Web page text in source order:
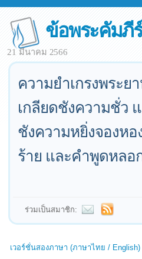
ข้อพระคัมภี
21 มีนาคม 2566
ความยำเกรงพระย
เกลียดชังความชั่ว
ชังความหยิ่งจองหอ
ร้าย และคำพูดหลอ
ร่วมเป็นสมาชิก:
เวอร์ชั่นสองภาษา (ภาษาไทย / English)